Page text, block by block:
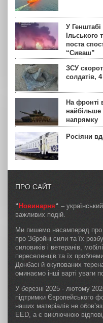
У
поста
“Сиваш”
ЗСУ
солдатів,
На фронті
напрямку
Росіяни
ПРО САЙТ
“ Новинарня“ –
важливих подій.
Ми пишемо насамперед про
про Збройні сили та їх
силовиків і ветеранів,
переселенців та їх
Донбасі й окупованих
оминаємо інші варті уваги
У березні 2025 - лютому
підтримки Європейського
наших матеріалів не
EED, а є виключною